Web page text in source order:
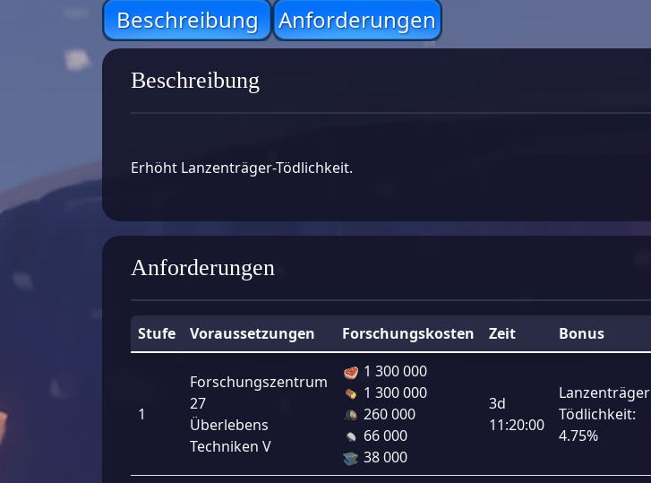
Beschreibung Anforderungen
Beschreibung
Erhöht Lanzenträger-Tödlichkeit.
Anforderungen
Stufe Voraussetzungen Forschungskosten Zeit Bonus
1
Forschungszentrum
27
Überlebens
Techniken V
1 300 000
1 300 000
260 000
66 000
38 000
3d
11:20:00
Lanzenträger
Tödlichkeit:
4.75%